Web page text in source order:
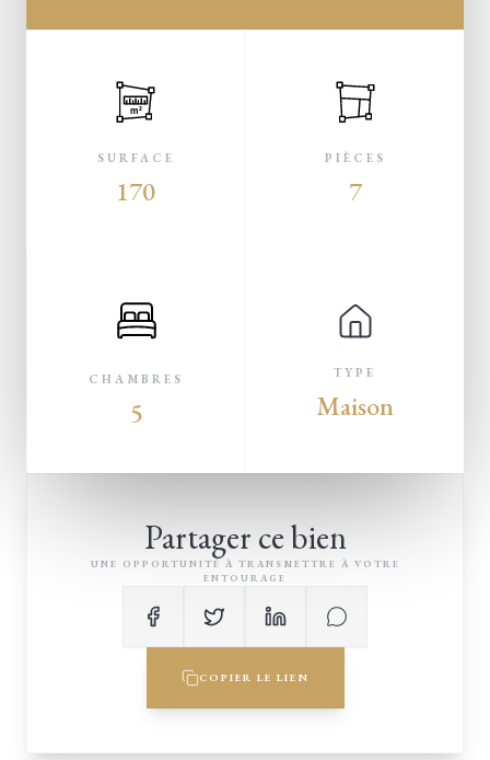
m²
SURFACE
170
PIÈCES
7
CHAMBRES
5
TYPE
Maison
Partager ce bien
UNE OPPORTUNITÉ À TRANSMETTRE À VOTRE
ENTOURAGE
COPIER LE LIEN